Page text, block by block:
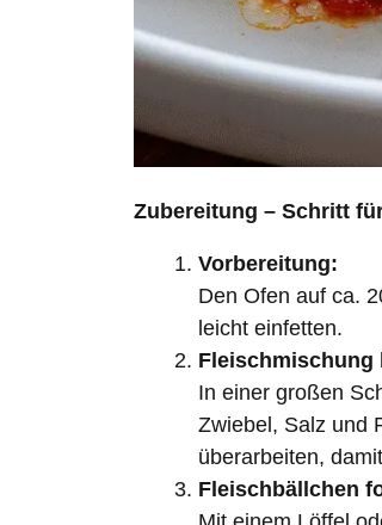
Zubereitung – Schritt
Vorbereitung:
Den Ofen auf ca.
leicht einfetten.
Fleischmischung
In einer großen
Zwiebel, Salz und
überarbeiten,
Fleischbällchen